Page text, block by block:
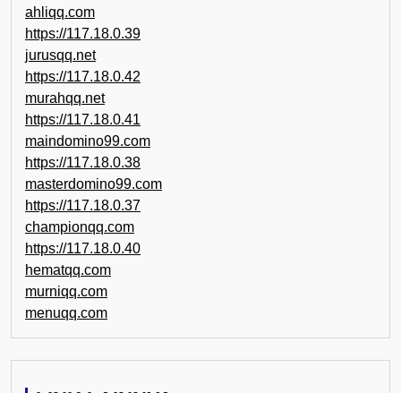
ahliqq.com
https://117.18.0.39
jurusqq.net
https://117.18.0.42
murahqq.net
https://117.18.0.41
maindomino99.com
https://117.18.0.38
masterdomino99.com
https://117.18.0.37
championqq.com
https://117.18.0.40
hematqq.com
murniqq.com
menuqq.com